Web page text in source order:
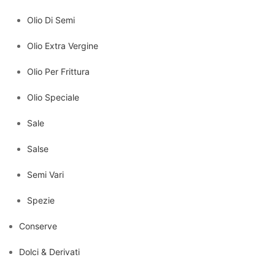
Olio Di Semi
Olio Extra Vergine
Olio Per Frittura
Olio Speciale
Sale
Salse
Semi Vari
Spezie
Conserve
Dolci & Derivati